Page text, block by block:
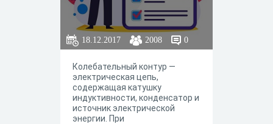
18.12.2017 2008 0
Колебательный контур —
электрическая цепь,
содержащая катушку
индуктивности, конденсатор и
источник электрической
энергии. При